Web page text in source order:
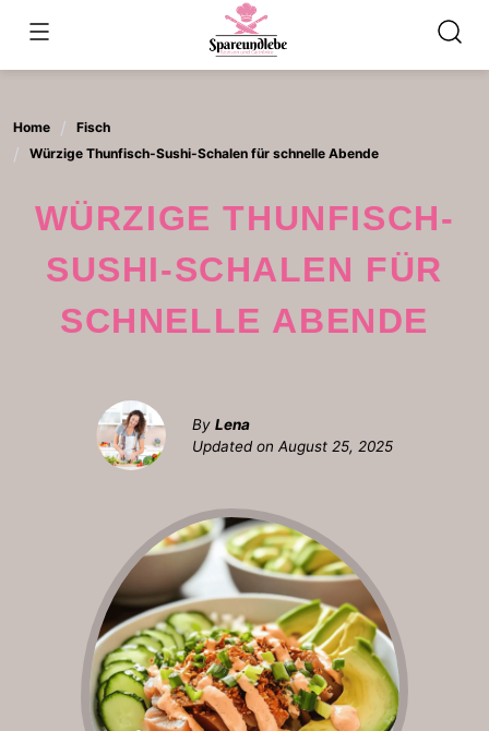
content
Home
Fisch
Würzige Thunfisch-Sushi-Schalen für schnelle Abende
WÜRZIGE THUNFISCH-
SUSHI-SCHALEN FÜR
SCHNELLE ABENDE
By Lena
Updated on August 25, 2025